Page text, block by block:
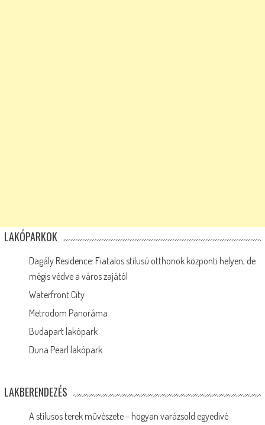
LAKÓPARKOK
Dagály Residence: Fiatalos stílusú otthonok központi helyen, de
mégis védve a város zajától
Waterfront City
Metrodom Panoráma
Budapart lakópark
Duna Pearl lakópark
LAKBERENDEZÉS
A stílusos terek művészete – hogyan varázsold egyedivé